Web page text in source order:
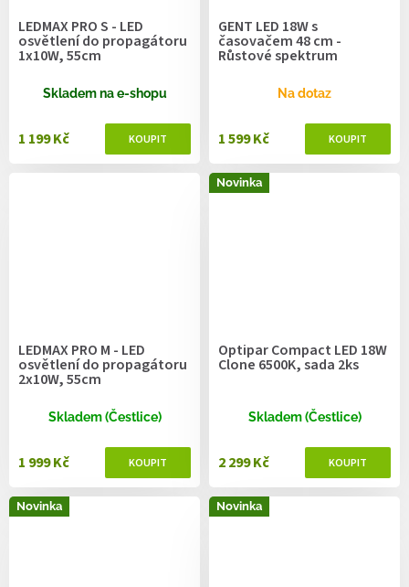
LEDMAX PRO S - LED
osvětlení do propagátoru
1x10W, 55cm
Skladem na e-shopu
1 199 Kč
GENT LED 18W s
časovačem 48 cm -
Růstové spektrum
Na dotaz
1 599 Kč
LEDMAX PRO M - LED
osvětlení do propagátoru
2x10W, 55cm
Skladem (Čestlice)
1 999 Kč
Novinka
Optipar Compact LED 18W
Clone 6500K, sada 2ks
Skladem (Čestlice)
2 299 Kč
Novinka Novinka